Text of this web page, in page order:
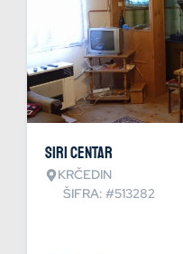
Siri centar
KRČEDIN
ŠIFRA: #513282